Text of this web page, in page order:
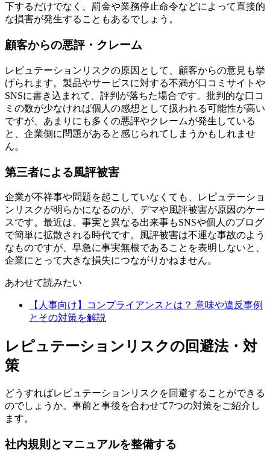
下するだけでなく、罰金や業務停止命令などによって直接的
な損害が発生することもあるでしょう。
顧客からの悪評・クレーム
レピュテーションリスクの原因として、顧客からの意見も挙
げられます。製品やサービスに対する不満が口コミサイトや
SNSに書き込まれて、評判が落ちた場合です。批判的な口コ
ミの数が少なければ個人の感想として扱われる可能性が高い
ですが、あまりにも多くの悪評やクレームが発生している
と、企業側に問題があると感じられてしまうかもしれませ
ん。
第三者による風評被害
企業が不祥事や問題を起こしていなくても、レピュテーショ
ンリスクが明らかになるのが、デマや風評被害が原因のケー
スです。最近は、事実と異なる出来事もSNSや個人のブログ
で簡単に拡散される時代です。風評被害は不運な事故のよう
なものですが、早急に事実無根であることを表明しないと、
企業にとって大きな損失につながりかねません。
あわせて読みたい
【人事向け】コンプライアンスとは？ 意味や違反事例
とその対策を解説
レピュテーションリスクの回避法・対
策
どうすればレピュテーションリスクを回避することができる
のでしょうか。事前と事後を合わせて7つの対策をご紹介し
ます。
社内規則とマニュアルを整備する